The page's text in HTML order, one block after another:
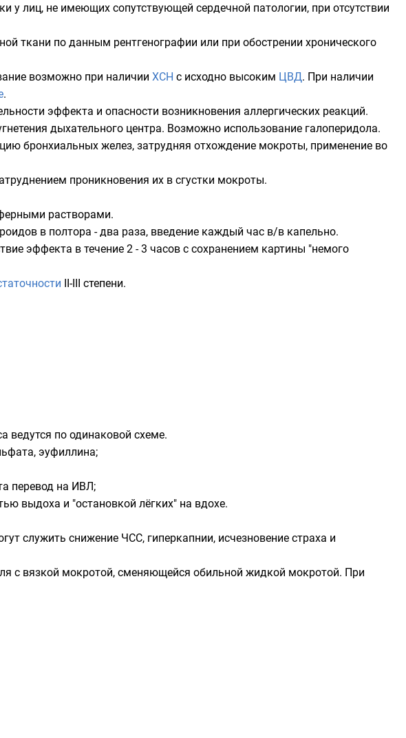
у лиц, не имеющих сопутствующей сердечной патологии, при отсутствии
ткани по данным рентгенографии или при обострении хронического
возможно при наличии ХСН с исходно высоким ЦВД. При наличии
.
эффекта и опасности возникновения аллергических реакций.
дыхательного центра. Возможно использование галоперидола.
бронхиальных желез, затрудняя отхождение мокроты, применение во
проникновения их в сгустки мокроты.
растворами.
в полтора - два раза, введение каждый час в/в капельно.
эффекта в течение 2 - 3 часов с сохранением картины "немого
II-III степени.
ведутся по одинаковой схеме.
эуфиллина;
перевод на ИВЛ;
выдоха и "остановкой лёгких" на вдохе.
служить снижение ЧСС, гиперкапнии, исчезновение страха и
с вязкой мокротой, сменяющейся обильной жидкой мокротой. При